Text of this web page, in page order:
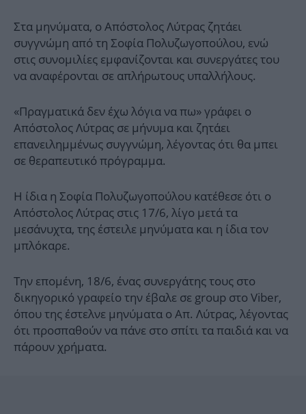
Στα μηνύματα, ο Απόστολος Λύτρας ζητάει
συγγνώμη από τη Σοφία Πολυζωγοπούλου, ενώ
στις συνομιλίες εμφανίζονται και συνεργάτες του
να αναφέρονται σε απλήρωτους υπαλλήλους.
«Πραγματικά δεν έχω λόγια να πω» γράφει ο
Απόστολος Λύτρας σε μήνυμα και ζητάει
επανειλημμένως συγγνώμη, λέγοντας ότι θα μπει
σε θεραπευτικό πρόγραμμα.
Η ίδια η Σοφία Πολυζωγοπούλου κατέθεσε ότι ο
Απόστολος Λύτρας στις 17/6, λίγο μετά τα
μεσάνυχτα, της έστειλε μηνύματα και η ίδια τον
μπλόκαρε.
Την επομένη, 18/6, ένας συνεργάτης τους στο
δικηγορικό γραφείο την έβαλε σε group στο Viber,
όπου της έστελνε μηνύματα ο Απ. Λύτρας, λέγοντας
ότι προσπαθούν να πάνε στο σπίτι τα παιδιά και να
πάρουν χρήματα.